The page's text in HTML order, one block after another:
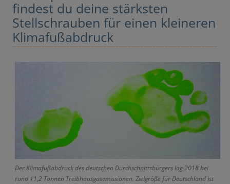
findest du deine stärksten
Stellschrauben für einen kleineren
Klimafußabdruck
Der Klimafußabdruck des deutschen Durchschnittsbürgers lag 2018 bei
rund 11,2 Tonnen Treibhausgasemissionen. Zielgröße für Deutschland ist